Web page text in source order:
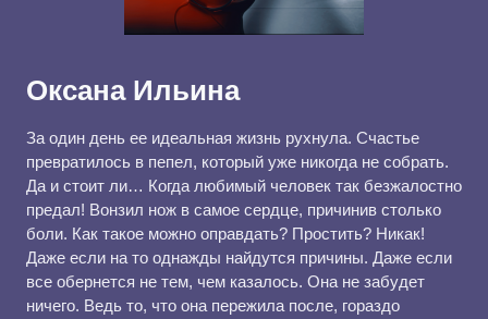
Оксана Ильина
За один день ее идеальная жизнь рухнула. Счастье
превратилось в пепел, который уже никогда не собрать.
Да и стоит ли… Когда любимый человек так безжалостно
предал! Вонзил нож в самое сердце, причинив столько
боли. Как такое можно оправдать? Простить? Никак!
Даже если на то однажды найдутся причины. Даже если
все обернется не тем, чем казалось. Она не забудет
ничего. Ведь то, что она пережила после, гораздо